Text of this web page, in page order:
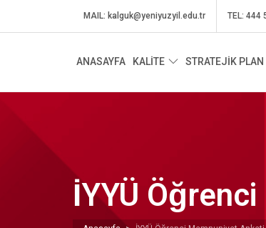
MAIL: kalguk@yeniyuzyil.edu.tr TEL: 444
ANASAYFA KALİTE STRATEJİK PLAN
İYYÜ